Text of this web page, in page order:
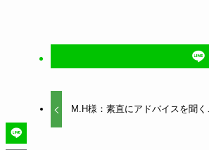
M.H様：素直にアドバイスを聞く